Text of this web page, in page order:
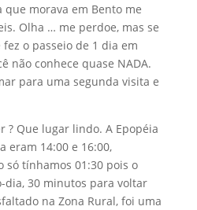
morava em Bento me
Olha … me perdoe, mas se
o passeio de 1 dia em
não conhece quase NADA.
para uma segunda visita e
? Que lugar lindo. A Epopéia
eram 14:00 e 16:00,
só tínhamos 01:30 pois o
dia, 30 minutos para voltar
na Zona Rural, foi uma